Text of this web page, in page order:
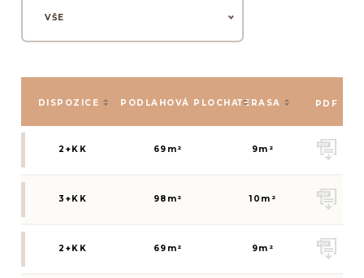
VŠE
DISPOZICE PODLAHOVÁ PLOCHATERASA PDF
2+KK 69 m² 9m²
3+KK 98 m² 10 m²
2+KK 69 m² 9m²